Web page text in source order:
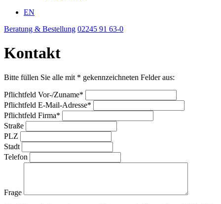
EN
Beratung & Bestellung 02245 91 63-0
Kontakt
Bitte füllen Sie alle mit * gekennzeichneten Felder aus:
Pflichtfeld Vor-/Zuname*
Pflichtfeld E-Mail-Adresse*
Pflichtfeld Firma*
Straße
PLZ
Stadt
Telefon
Frage